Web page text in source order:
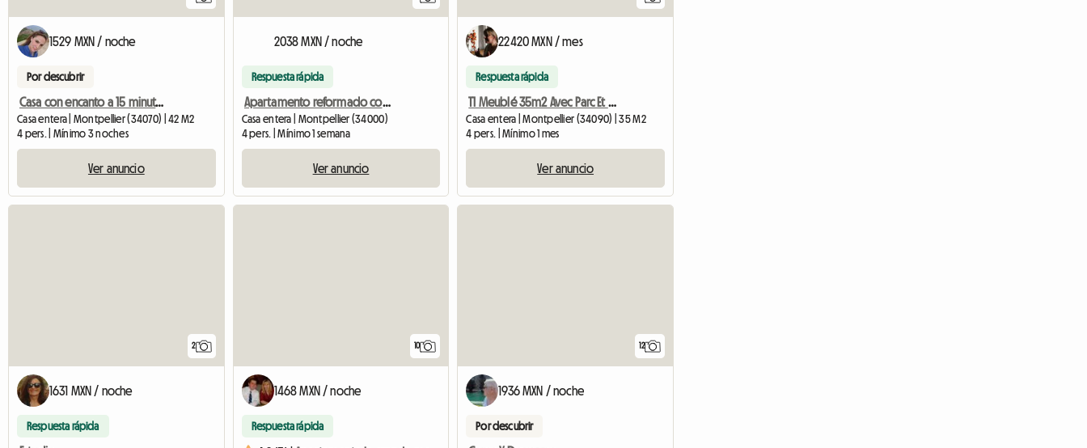
1529 MXN / noche
Por descubrir
Casa con encanto a 15 minutos a pie de la Place De La Comédie
Casa entera | Montpellier (34070) | 42 M2
4 pers. | Mínimo 3 noches
Ver anuncio
2038 MXN / noche
Respuesta rápida
Apartamento reformado con buen gusto en alquiler - Distrito de Arceaux
Casa entera | Montpellier (34000)
4 pers. | Mínimo 1 semana
Ver anuncio
22420 MXN / mes
Respuesta rápida
T1 Meublé 35m2 Avec Parc Et Piscine. Parking Intérieur à La
Casa entera | Montpellier (34090) | 35 M2
4 pers. | Mínimo 1 mes
Ver anuncio
2
1631 MXN / noche
Respuesta rápida
10
1468 MXN / noche
Respuesta rápida
12
1936 MXN / noche
Por descubrir